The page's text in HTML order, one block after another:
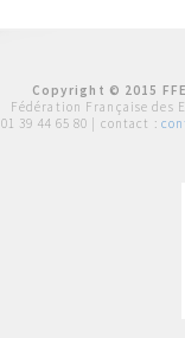
Copyright © 2015
Fédération Française des
01 39 44 65 80 | contact :